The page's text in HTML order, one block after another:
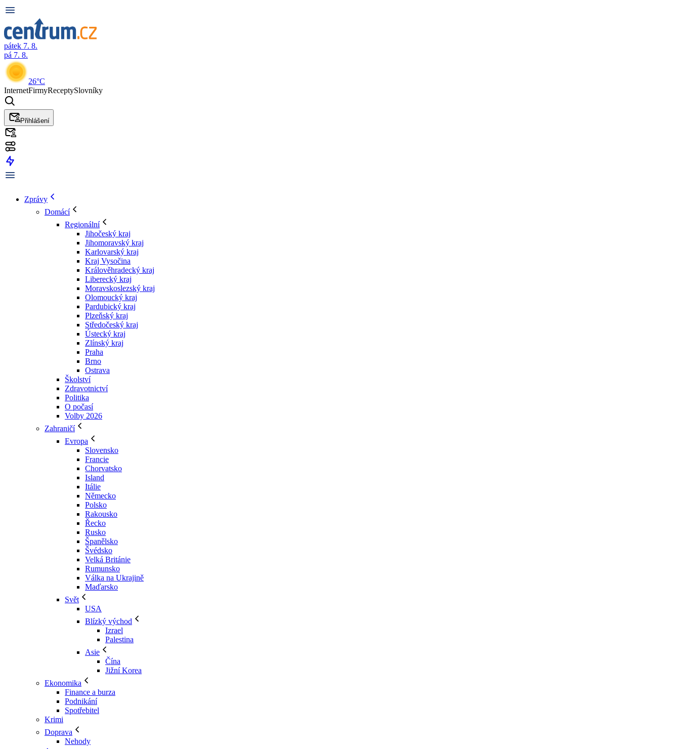
pátek 7. 8.
pá 7. 8.
26°C
InternetFirmyReceptySlovníky
Přihlášení
Zprávy
Domácí
Regionální
Jihočeský kraj
Jihomoravský kraj
Karlovarský kraj
Kraj Vysočina
Králověhradecký kraj
Liberecký kraj
Moravskoslezský kraj
Olomoucký kraj
Pardubický kraj
Plzeňský kraj
Středočeský kraj
Ústecký kraj
Zlínský kraj
Praha
Brno
Ostrava
Školství
Zdravotnictví
Politika
O počasí
Volby 2026
Zahraničí
Evropa
Slovensko
Francie
Chorvatsko
Island
Itálie
Německo
Polsko
Rakousko
Řecko
Rusko
Španělsko
Švédsko
Velká Británie
Rumunsko
Válka na Ukrajině
Maďarsko
Svět
USA
Blízký východ
Izrael
Palestina
Asie
Čína
Jižní Korea
Ekonomika
Finance a burza
Podnikání
Spotřebitel
Krimi
Doprava
Nehody